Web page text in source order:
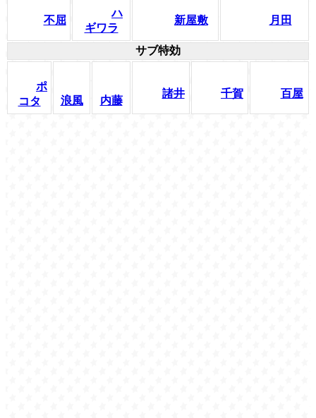
不屈
ハ
ギワラ
新屋敷 月田
サブ特効
ポ
コタ
浪風 内藤
諸井 千賀 百屋